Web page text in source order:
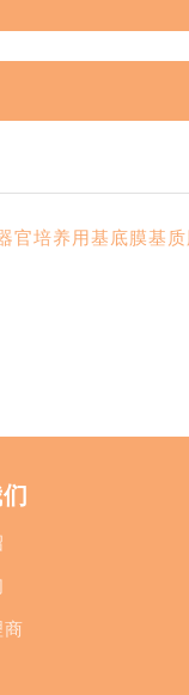
培养用基底膜基
商